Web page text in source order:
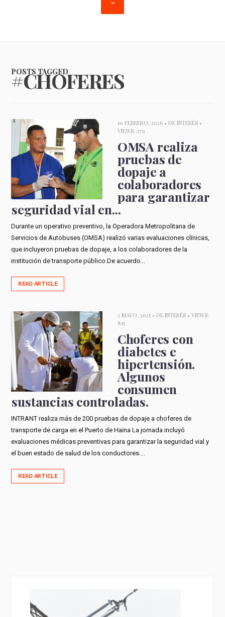
POSTS TAGGED
#CHOFERES
10 FEBRERO, 2026 • DE INTERÉS•
VIEWS: 279
OMSA realiza
pruebas de
dopaje a
colaboradores
para garantizar
seguridad vial en...
Durante un operativo preventivo, la Operadora Metropolitana de
Servicios de Autobuses (OMSA) realizó varias evaluaciones clínicas,
que incluyeron pruebas de dopaje, a los colaboradores de la
institución de transporte público.De acuerdo...
READ ARTICLE
2 MAYO, 2025 • DE INTERÉS• VIEWS:
815
Choferes con
diabetes e
hipertensión.
Algunos
consumen
sustancias controladas.
INTRANT realiza más de 200 pruebas de dopaje a choferes de
transporte de carga en el Puerto de Haina La jornada incluyó
evaluaciones médicas preventivas para garantizar la seguridad vial y
el buen estado de salud de los conductores....
READ ARTICLE